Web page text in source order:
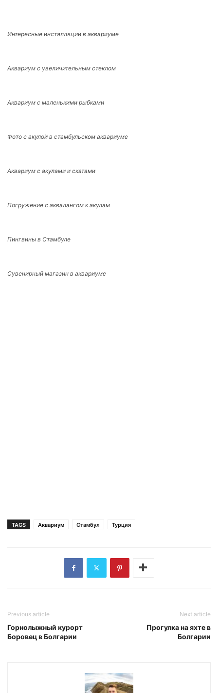
Интересные инсталляции в аквариуме
Аквариум с увеличительным стеклом
Аквариум с маленькими рыбками
Фото с акулой в стамбульском аквариуме
Аквариум с акулами и скатами
Погружение с аквалангом к акулам
Пингвины в Стамбуле
Сувенирный магазин в аквариуме
TAGS Аквариум Стамбул Турция
Previous article
Горнолыжный курорт
Боровец в Болгарии
Next article
Прогулка на яхте в
Болгарии